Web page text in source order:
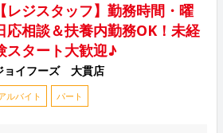
【レジスタッフ】勤務時間・曜
応相談＆扶養内勤務OK！未経
スタート大歓迎♪
ョイフーズ 大貫店
ルバイト パート